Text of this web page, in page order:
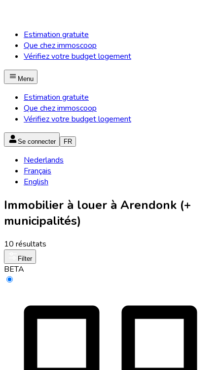
Estimation gratuite
Que chez immoscoop
Vérifiez votre budget logement
Menu
Estimation gratuite
Que chez immoscoop
Vérifiez votre budget logement
Se connecter FR
Nederlands
Français
English
Immobilier à louer à Arendonk (+
municipalités)
10 résultats
Filter
BETA